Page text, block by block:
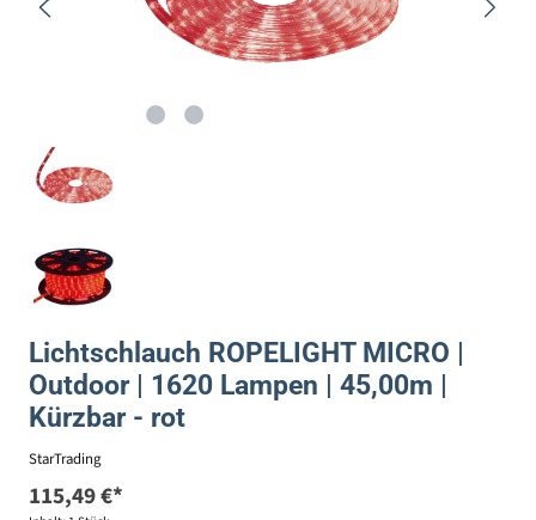
Lichtschlauch ROPELIGHT MICRO |
Outdoor | 1620 Lampen | 45,00m |
Kürzbar - rot
StarTrading
115,49 €*